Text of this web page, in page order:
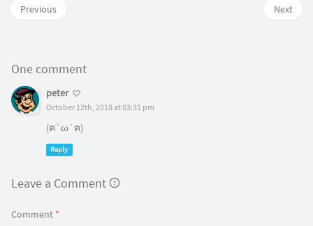
Next
Previous
One comment
peter
October 12th, 2018 at 03:31 pm
(ฅ´ω`ฅ)
Reply
Leave a Comment
Comment *